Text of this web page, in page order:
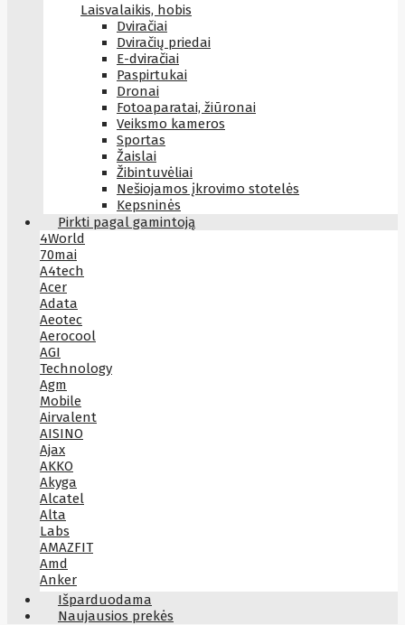
Laisvalaikis, hobis
Dviračiai
Dviračių priedai
E-dviračiai
Paspirtukai
Dronai
Fotoaparatai, žiūronai
Veiksmo kameros
Sportas
Žaislai
Žibintuvėliai
Nešiojamos įkrovimo stotelės
Kepsninės
Pirkti pagal gamintoją
4World
70mai
A4tech
Acer
Adata
Aeotec
Aerocool
AGI
Technology
Agm
Mobile
Airvalent
AISINO
Ajax
AKKO
Akyga
Alcatel
Alta
Labs
AMAZFIT
Amd
Anker
Antec
Aoc
Išparduodama
Naujausios prekės